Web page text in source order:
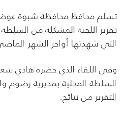
تسلم محافظ محافظة شبوة عوض
تقرير اللجنة المشكلة من
التي شهدتها أواخر الشهر
وفي اللقاء الذي حضره هادي
السلطة المحلية بمديرية
التقرير من نتائج.